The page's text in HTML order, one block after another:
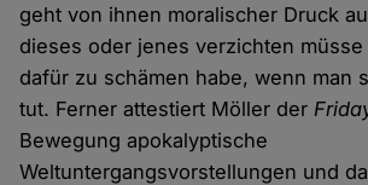
geht von ihnen moralischer Druck
dieses oder jenes verzichten
dafür zu schämen habe, wenn man
tut. Ferner attestiert Möller der
Bewegung apokalyptische
Weltuntergangsvorstellungen und